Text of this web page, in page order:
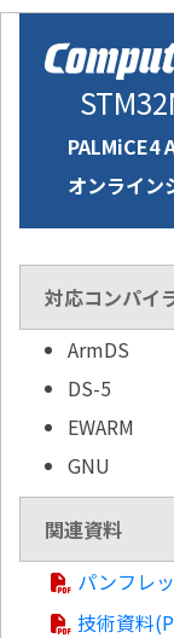
PALMiCE4
オンライン
対応コンパイ
ArmDS
DS-5
EWARM
GNU
関連資料
パンフレ
技術資料